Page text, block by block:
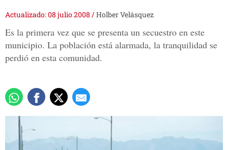
Actualizado: 08 julio 2008 /Holber Velásquez
Es la primera vez que se presenta un secuestro en este
municipio. La población está alarmada, la tranquilidad se
perdió en esta comunidad.